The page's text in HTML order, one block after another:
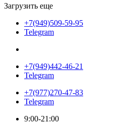
Загрузить еще
+7(949)509-59-95
Telegram
+7(949)442-46-21
Telegram
+7(977)270-47-83
Telegram
9:00-21:00